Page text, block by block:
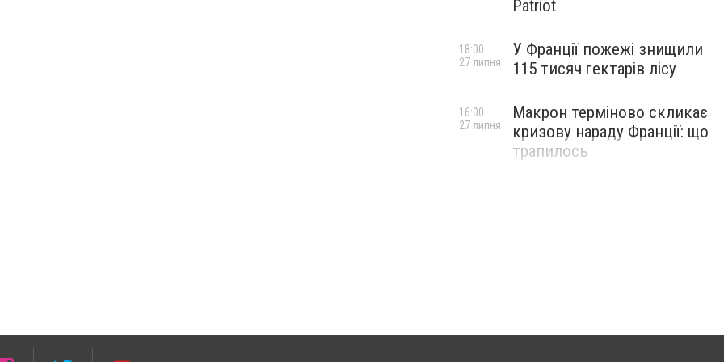
Patriot
У Франції пожежі знищили
115 тисяч гектарів лісу
18:00
27 липня
Макрон терміново скликає
кризову нараду Франції: що
трапилось
16:00
27 липня